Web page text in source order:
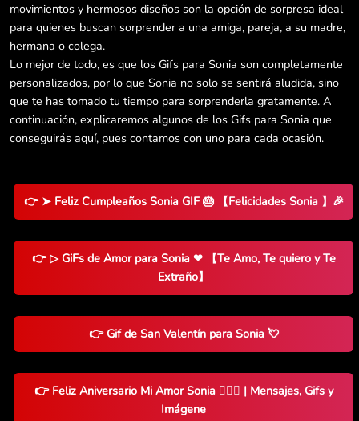
movimientos y hermosos diseños son la opción de sorpresa ideal
para quienes buscan sorprender a una amiga, pareja, a su madre,
hermana o colega.
Lo mejor de todo, es que los Gifs para Sonia son completamente
personalizados, por lo que Sonia no solo se sentirá aludida, sino
que te has tomado tu tiempo para sorprenderla gratamente. A
continuación, explicaremos algunos de los Gifs para Sonia que
conseguirás aquí, pues contamos con uno para cada ocasión.
👉 ➤ Feliz Cumpleaños Sonia GIF 🎂 【Felicidades Sonia 】🎉
👉 ▷ GiFs de Amor para Sonia ❤ 【Te Amo, Te quiero y Te
Extraño】
👉 Gif de San Valentín para Sonia 💘
👉 Feliz Aniversario Mi Amor Sonia 👨‍❤️‍👨 | Mensajes, Gifs y
Imágene